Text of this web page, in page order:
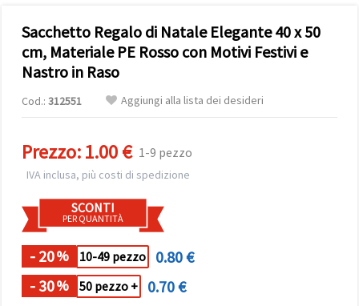
cookie. •
"Impostazioni
Cookie" per
personalizzare
scelte. •
Puoi
o revocare
il tuo
consenso
momento.
Per ulteriori
informazioni,
consultare
la nostra
Politica sui
cookiee
l'Informativa
sulla
Sacchetto Regalo di Natale Elegante 40 x 50
cm, Materiale PE Rosso con Motivi Festivi e
Nastro in Raso
Cod.: 312551 Aggiungi alla lista dei desideri
Prezzo:1.00 € 1-9 pezzo
IVA inclusa, più costi di spedizione
SCONTI
PER QUANTITÀ
- 20% 10-49 pezzo
0.80 €
- 30% 50 pezzo + 0.70 €